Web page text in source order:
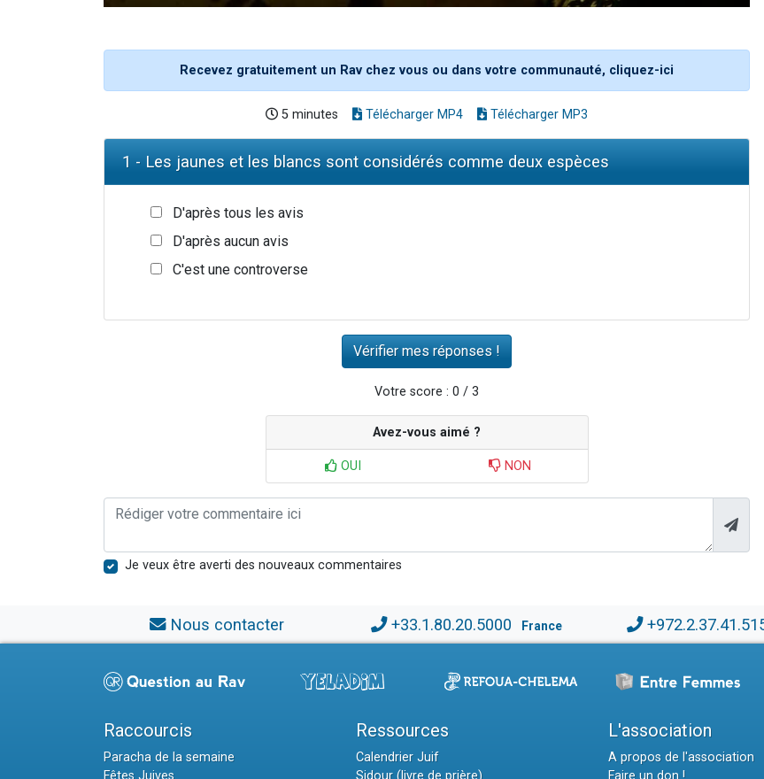
Recevez gratuitement un Rav chez vous ou dans votre communauté, cliquez-ici
5 minutes Télécharger MP4 Télécharger MP3
1 - Les jaunes et les blancs sont considérés comme deux espèces
D'après tous les avis
D'après aucun avis
C'est une controverse
Votre score : 0 / 3
Avez-vous aimé ?
OUI NON
Je veux être averti des nouveaux commentaires
Nous contacter +33.1.80.20.5000 France
Raccourcis
Paracha de la semaine
Fêtes Juives
Ressources
Calendrier Juif
Sidour (livre de prière)
L'association
A propos de l'association
Faire un don !